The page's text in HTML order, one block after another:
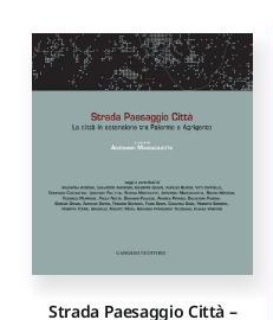
Strada Paesaggio Città –